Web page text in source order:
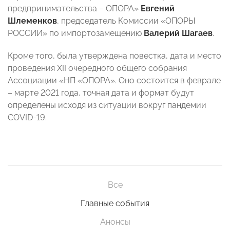
предпринимательства – ОПОРА» Евгений
Шлеменков, председатель Комиссии «ОПОРЫ
РОССИИ» по импортозамещению Валерий Шагаев.
Кроме того, была утверждена повестка, дата и место
проведения XII очередного общего собрания
Ассоциации «НП «ОПОРА». Оно состоится в феврале
– марте 2021 года, точная дата и формат будут
определены исходя из ситуации вокруг пандемии
COVID-19.
Все
Главные события
Анонсы